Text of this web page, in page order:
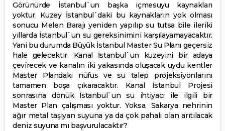
Görünürde İstanbul`un başka içmesuyu kaynakları
yoktur. Kuzey İstanbul`daki bu kaynakların yok olması
sonucu Melen Barajı yeniden yapılıp su tutsa bile ileriki
yıllarda İstanbul`un su gereksinimini karşılayamayacaktır.
Yani bu durumda Büyük İstanbul Master Su Planı geçersiz
hale gelecektir. Kanal İstanbul`un kuzeyini bir adaya
çevirecek ve kanalın iki yakasında oluşacak uydu kentler
Master Plandaki nüfus ve su talep projeksiyonlarını
tamamen boşa çıkaracaktır. Kanal İstanbul Projesi
sonrasına dönük İstanbul`un su ihtiyacı ile ilgili bir
Master Plan çalışması yoktur. Yoksa, Sakarya nehrinin
ağır metal taşıyan suyuna ya da çok pahalı olan arıtılacak
deniz suyuna mı başvurulacaktır?